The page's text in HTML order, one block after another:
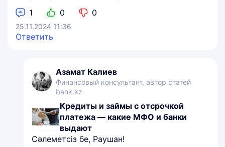
1
0 0
25.11.2024 11:36
Ответить
Азамат Калиев
Финансовый консультант, автор статей
bank.kz
Кредиты и займы с отсрочкой
платежа — какие МФО и банки
выдают
Сәлеметсіз бе, Раушан!